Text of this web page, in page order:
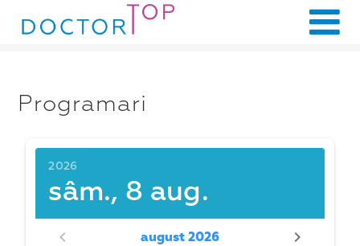
Programari
2026
sâm., 8 aug.
august 2026